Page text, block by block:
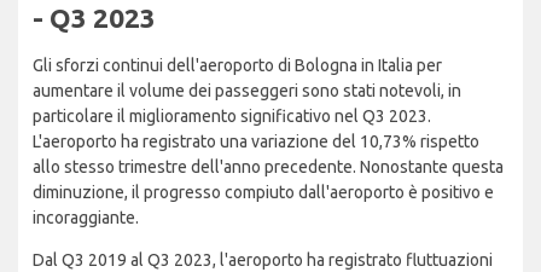
- Q3 2023
Gli sforzi continui dell'aeroporto di Bologna in Italia per
aumentare il volume dei passeggeri sono stati notevoli, in
particolare il miglioramento significativo nel Q3 2023.
L'aeroporto ha registrato una variazione del 10,73% rispetto
allo stesso trimestre dell'anno precedente. Nonostante questa
diminuzione, il progresso compiuto dall'aeroporto è positivo e
incoraggiante.
Dal Q3 2019 al Q3 2023, l'aeroporto ha registrato fluttuazioni